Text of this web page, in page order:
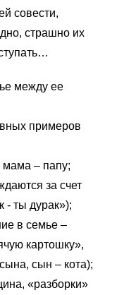
совести,
страшно их
между ее
примеров
мама – папу;
за счет
- ты дурак»);
в семье –
картошку»,
сын – кота);
«разборки»